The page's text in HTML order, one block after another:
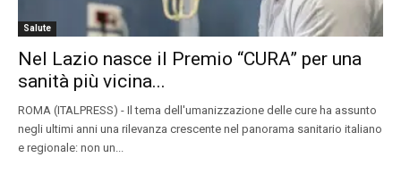
Salute
Nel Lazio nasce il Premio “CURA” per una
sanità più vicina...
ROMA (ITALPRESS) - Il tema dell'umanizzazione delle cure ha assunto
negli ultimi anni una rilevanza crescente nel panorama sanitario italiano
e regionale: non un...